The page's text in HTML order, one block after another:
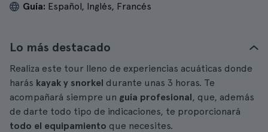
Guía: Español, Inglés, Francés
Lo más destacado
Realiza este tour lleno de experiencias acuáticas donde
harás kayak y snorkel durante unas 3 horas. Te
acompañará siempre un guía profesional, que, además
de darte todo tipo de indicaciones, te proporcionará
todo el equipamiento que necesites.